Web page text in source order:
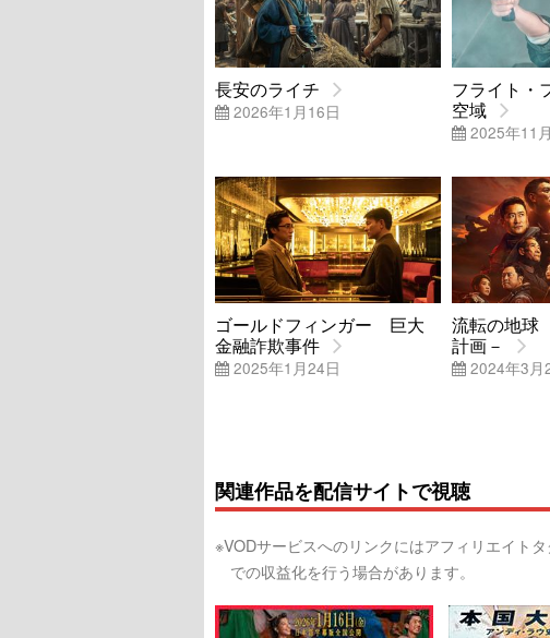
長安のライチ
2026年1月16日
フライト
空域
2025年11
ゴールドフィンガー 巨大
金融詐欺事件
2025年1月24日
流転の地球
計画－
2024年3月
関連作品を配信サイトで視聴
※VODサービスへのリンクにはアフィリエイト
での収益化を行う場合があります。